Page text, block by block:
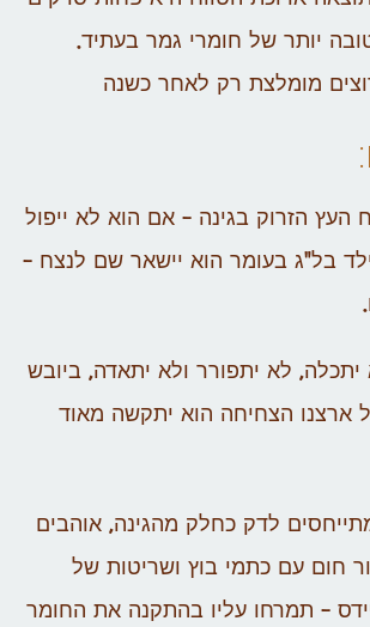
יותר של חומרי גמר בעתיד.
מומלצת רק לאחר כשנה
הזרוק בגינה – אם הוא לא ייפול
בל"ג בעומר הוא יישאר שם לנצח –
לא יתפורר ולא יתאדה, ביובש
ארצנו הצחיחה הוא יתקשה מאוד
לדק כחלק מהגינה, אוהבים
חום עם כתמי בוץ ושריטות של
– תמרחו עליו בהתקנה את החומר